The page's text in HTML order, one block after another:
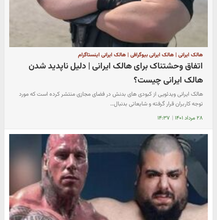
هالک ایرانی | هالک ایرانی بیوگرافی | هالک ایرانی اینستاگرام
اتفاق وحشتناک برای هالک ایرانی | دلیل ناپدید شدن
هالک ایرانی چیست؟
هالک ایرانی ویدئویی از کبودی های بدنش در فضای مجازی منتشر کرده است که مورد
توجه کاربران قرار گرفته و شایعاتی بدنبال…
۲۸ مرداد ۱۴۰۱ | ۱۴:۳۷